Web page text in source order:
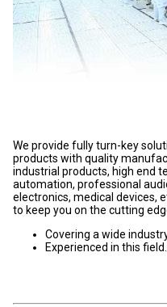
We provide fully turn-key
products with quality
industrial products, high end
automation, professional
electronics, medical devices,
to keep you on the cutting
Covering a wide
Experienced in this field.